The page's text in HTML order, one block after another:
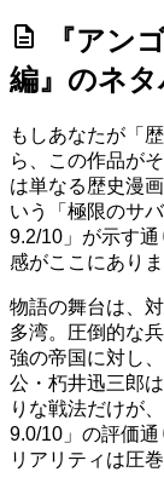
description
『アン
編』のネ
もしあなたが「
ら、この作品が
は単なる歴史漫
いう「極限のサ
9.2/10」 が示す
感がここにありま
物語の舞台は、
多湾。圧倒的な
強の帝国に対し
公・朽井迅三郎
りな戦法だけが
9.0/10」 の評価通
リアリティは圧巻